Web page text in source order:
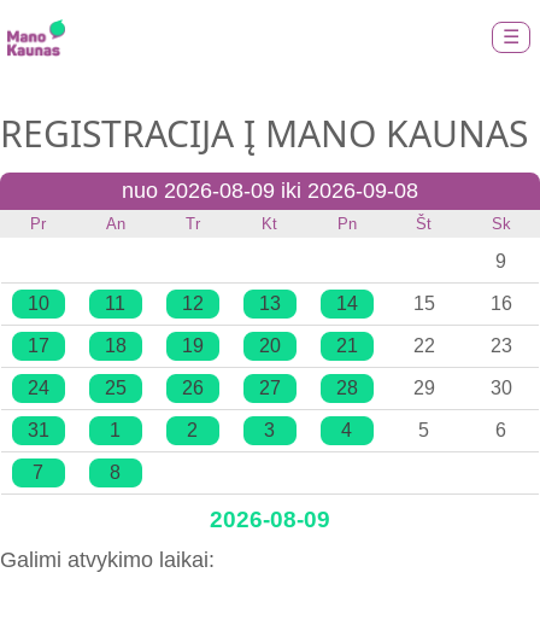
☰
REGISTRACIJA Į MANO KAUNAS
nuo 2026-08-09 iki 2026-09-08
Pr An Tr Kt Pn Št Sk
9
10 11 12 13 14 15 16
17 18 19 20 21 22 23
24 25 26 27 28 29 30
31 1 2 3 4 5 6
7 8
2026-08-09
Galimi atvykimo laikai: